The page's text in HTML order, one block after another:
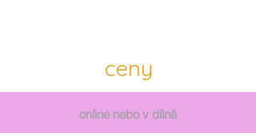
ceny
online nebo v dílně